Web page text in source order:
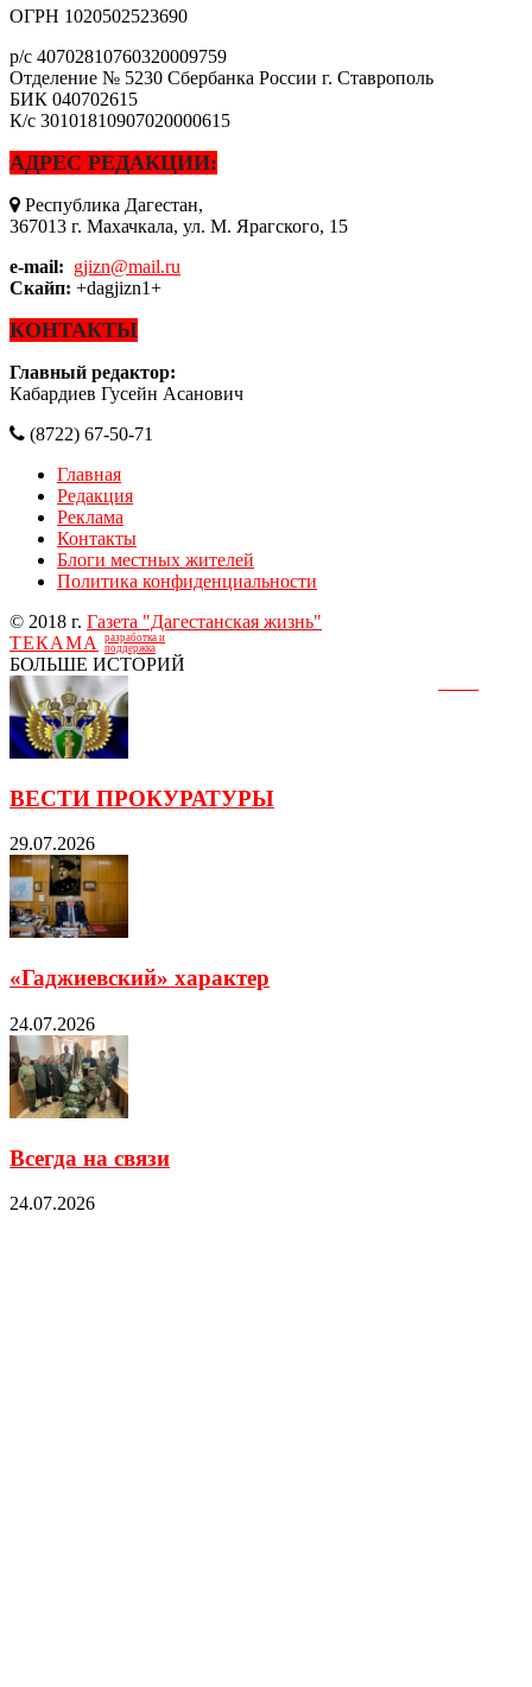
ОГРН 1020502523690
р/с 40702810760320009759
Отделение № 5230 Сбербанка России г. Ставрополь
БИК 040702615
К/с 30101810907020000615
АДРЕС РЕДАКЦИИ:
Республика Дагестан,
367013 г. Махачкала, ул. М. Ярагского, 15
e-mail: gjizn@mail.ru
Скайп: +dagjizn1+
КОНТАКТЫ
Главный редактор:
Кабардиев Гусейн Асанович
(8722) 67-50-71
Главная
Редакция
Реклама
Контакты
Блоги местных жителей
Политика конфиденциальности
© 2018 г. Газета "Дагестанская жизнь"
ТЕКАМА
разработка и
поддержка
БОЛЬШЕ ИСТОРИЙ
ВЕСТИ ПРОКУРАТУРЫ
29.07.2026
«Гаджиевский» характер
24.07.2026
Всегда на связи
24.07.2026